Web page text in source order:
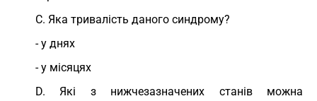
С. Яка тривалість даного синдрому?
- у днях
- у місяцях
D. Які з нижчезазначених станів можна